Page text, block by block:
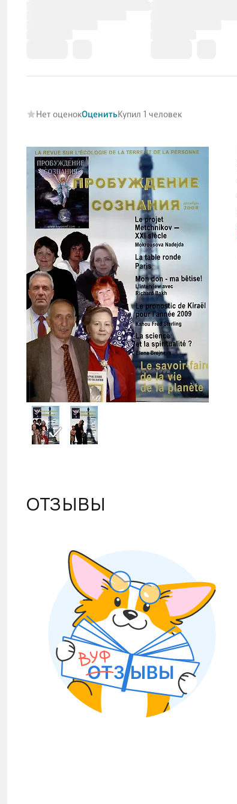
Нет оценокОценитьКупил 1 человек
ОТЗЫВЫ